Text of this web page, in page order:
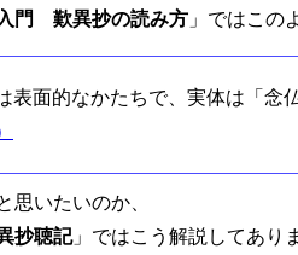
門 歎異抄の読み方 」ではこの
表面的なかたちで、実体は「念
思いたいのか、
抄聴記」ではこう解説してあり